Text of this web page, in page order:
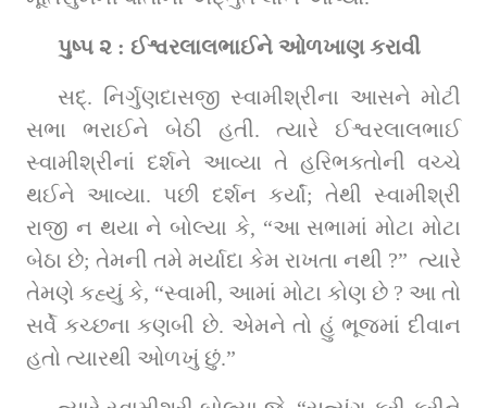
પુષ્પ ૨ : ઈશ્વરલાલભાઈને ઓળખાણ કરાવી
સદ્‌. નિર્ગુણદાસજી સ્વામીશ્રીના આસને મોટી
સભા ભરાઈને બેઠી હતી. ત્યારે ઈશ્વરલાલભાઈ
સ્વામીશ્રીનાં દર્શને આવ્યા તે હરિભક્તોની વચ્ચે
થઈને આવ્યા. પછી દર્શન કર્યાં; તેથી સ્વામીશ્રી
રાજી ન થયા ને બોલ્યા કે, “આ સભામાં મોટા મોટા
બેઠા છે; તેમની તમે મર્યાદા કેમ રાખતા નથી ?”  ત્યારે
તેમણે કહ્યું કે, “સ્વામી, આમાં મોટા કોણ છે ? આ તો
સર્વે કચ્છના કણબી છે. એમને તો હું ભૂજમાં દીવાન
હતો ત્યારથી ઓળખું છું.”